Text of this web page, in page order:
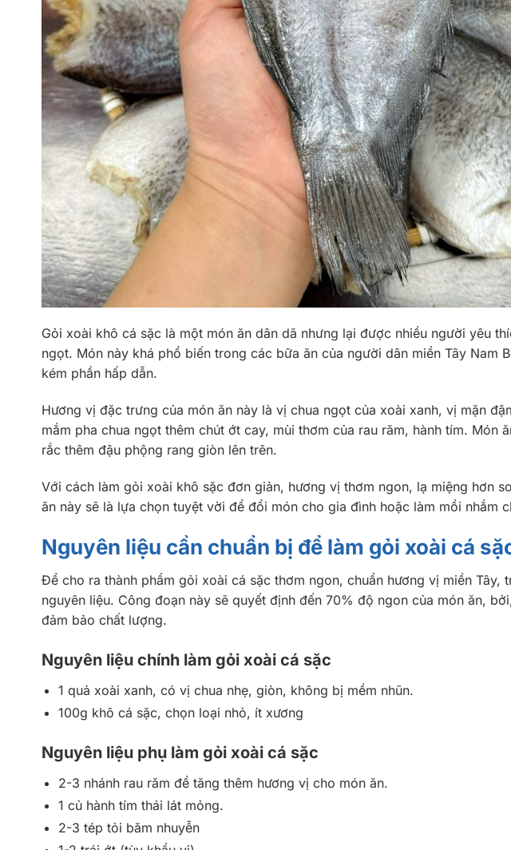
Gỏi xoài khô cá sặc là một món ăn dân dã nhưng lại được nhiều người yêu
ngọt. Món này khá phổ biến trong các bữa ăn của người dân miền Tây Nam
kém phần hấp dẫn.
Hương vị đặc trưng của món ăn này là vị chua ngọt của xoài xanh, vị mặn
mắm pha chua ngọt thêm chút ớt cay, mùi thơm của rau răm, hành tím. Món
rắc thêm đậu phộng rang giòn lên trên.
Với cách làm gỏi xoài khô sặc đơn giản, hương vị thơm ngon, lạ miệng hơn
ăn này sẽ là lựa chọn tuyệt vời để đổi món cho gia đình hoặc làm mồi nhắm
Nguyên liệu cần chuẩn bị để làm gỏi xoài cá
Để cho ra thành phẩm gỏi xoài cá sặc thơm ngon, chuẩn hương vị miền Tây,
nguyên liệu. Công đoạn này sẽ quyết định đến 70% độ ngon của món ăn,
đảm bảo chất lượng.
Nguyên liệu chính làm gỏi xoài cá sặc
1 quả xoài xanh, có vị chua nhẹ, giòn, không bị mềm nhũn.
100g khô cá sặc, chọn loại nhỏ, ít xương
Nguyên liệu phụ làm gỏi xoài cá sặc
2-3 nhánh rau răm để tăng thêm hương vị cho món ăn.
1 củ hành tím thái lát mỏng.
2-3 tép tỏi băm nhuyễn